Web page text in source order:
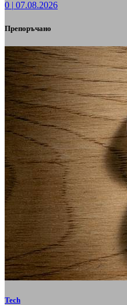
0 | 07.08.2026
Препоръчано
Tech